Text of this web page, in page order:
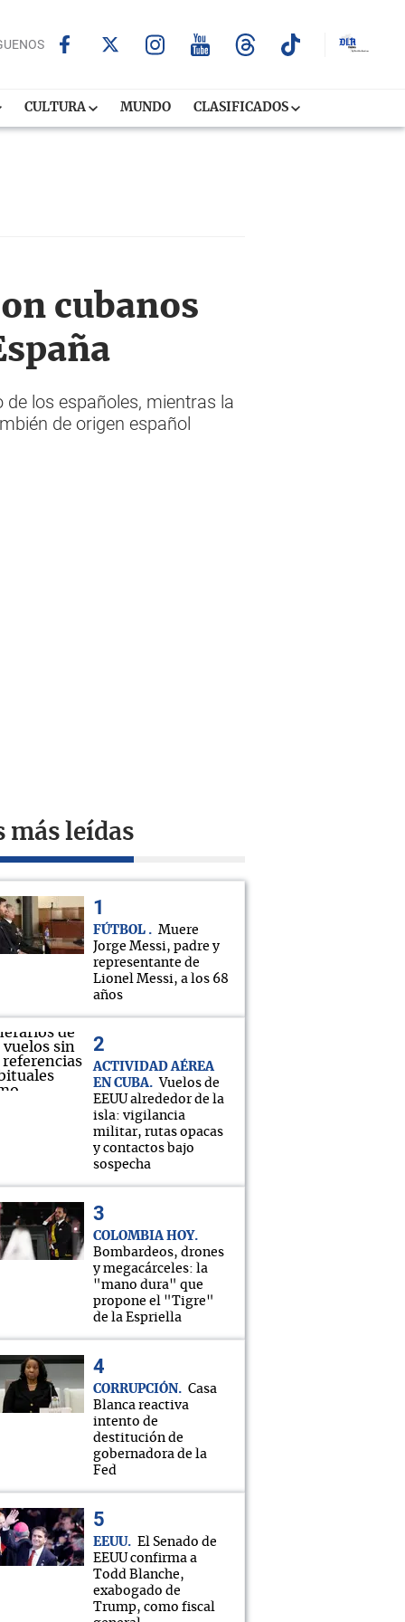
CULTURA MUNDO CLASIFICADOS
cubanos
los españoles, mientras la
de origen español
más leídas
FÚTBOL
Muere
Jorge Messi, padre y
representante de
Lionel Messi, a los 68
años
ACTIVIDAD AÉREA
EN CUBA
Vuelos de
EEUU alrededor de la
isla: vigilancia
militar, rutas opacas
y contactos bajo
sospecha
COLOMBIA HOY
Bombardeos, drones
y megacárceles: la
"mano dura" que
propone el "Tigre"
de la Espriella
CORRUPCIÓN
Casa
Blanca reactiva
intento de
destitución de
gobernadora de la
Fed
EEUU
El Senado de
EEUU confirma a
Todd Blanche,
exabogado de
Trump, como fiscal